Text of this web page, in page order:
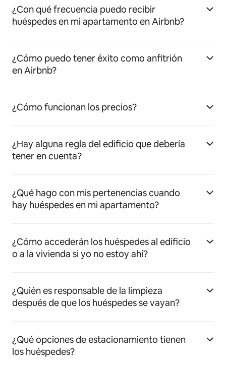
¿Con qué frecuencia puedo recibir
huéspedes en mi apartamento en Airbnb?
¿Cómo puedo tener éxito como anfitrión
en Airbnb?
¿Cómo funcionan los precios?
¿Hay alguna regla del edificio que debería
tener en cuenta?
¿Qué hago con mis pertenencias cuando
hay huéspedes en mi apartamento?
¿Cómo accederán los huéspedes al edificio
o a la vivienda si yo no estoy ahí?
¿Quién es responsable de la limpieza
después de que los huéspedes se vayan?
¿Qué opciones de estacionamiento tienen
los huéspedes?